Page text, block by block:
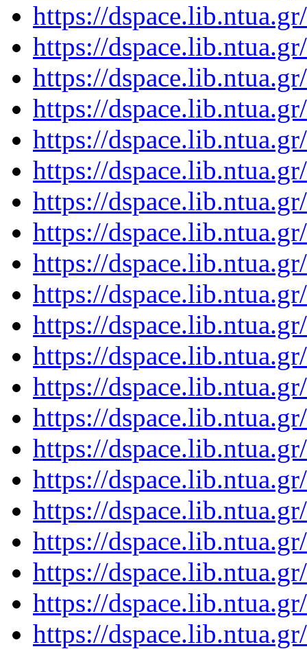
https://
https://
https://
https://
https://
https://
https://
https://
https://
https://
https://
https://
https://
https://
https://
https://
https://
https://
https://
https://
https://